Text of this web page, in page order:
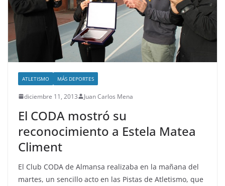
ATLETISMO MÁS DEPORTES
diciembre 11, 2013 Juan Carlos Mena
El CODA mostró su
reconocimiento a Estela Matea
Climent
El Club CODA de Almansa realizaba en la mañana del
martes, un sencillo acto en las Pistas de Atletismo, que